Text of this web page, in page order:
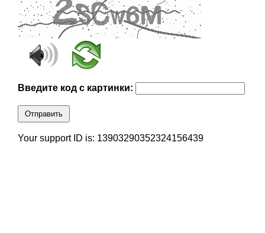
Введите код с картинки:
Отправить
Your support ID is: 13903290352324156439